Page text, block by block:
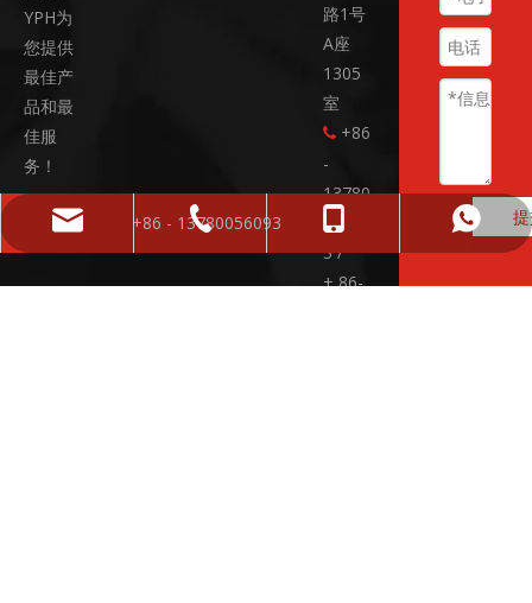
YPH为
您提供
最佳产
品和最
佳服
务！
sales01@yphfasteners.cn
+ 86-574-86662856
+86 - 13780056093
+86 - 13780056093
路1号
A座
1305
室
 +86
-
13780
05609
3 /
+ 86-